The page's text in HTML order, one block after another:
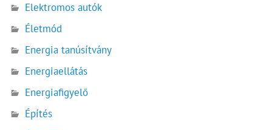
Elektromos autók
Életmód
Energia tanúsítvány
Energiaellátás
Energiafigyelő
Építés